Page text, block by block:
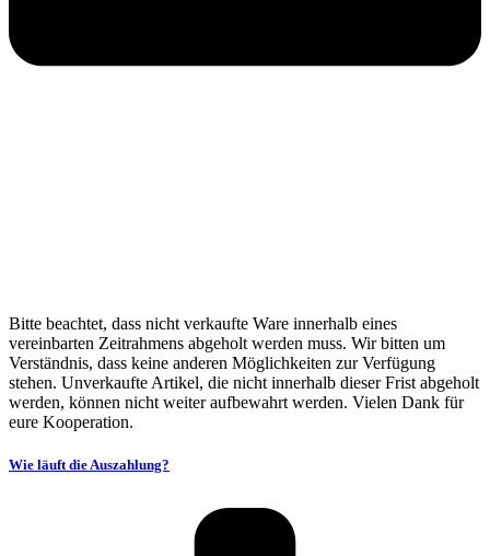
Bitte beachtet, dass nicht verkaufte Ware innerhalb eines
vereinbarten Zeitrahmens abgeholt werden muss. Wir bitten um
Verständnis, dass keine anderen Möglichkeiten zur Verfügung
stehen. Unverkaufte Artikel, die nicht innerhalb dieser Frist abgeholt
werden, können nicht weiter aufbewahrt werden. Vielen Dank für
eure Kooperation.
Wie läuft die Auszahlung?